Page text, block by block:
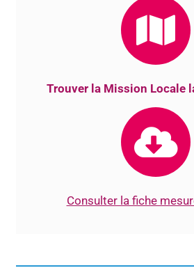
Trouver la Mission Locale
Consulter la fiche